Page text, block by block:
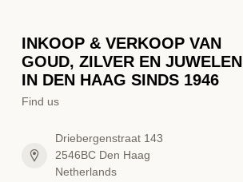
INKOOP & VERKOOP VAN
GOUD, ZILVER EN JUWELEN
IN DEN HAAG SINDS 1946
Find us
Driebergenstraat 143
2546BC Den Haag
Netherlands